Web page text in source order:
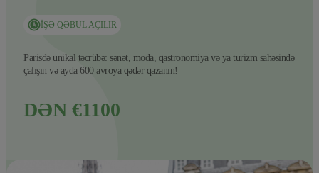
İŞƏ QƏBUL AÇILIR
Parisdə unikal təcrübə: sənət, moda, qastronomiya və ya turizm sahəsində
çalışın və ayda 600 avroya qədər qazanın!
DƏN €1100